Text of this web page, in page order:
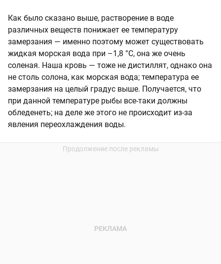
Как было сказано выше, растворение в воде
различных веществ понижает ее температуру
замерзания — именно поэтому может существовать
жидкая морская вода при –1,8 °C, она же очень
соленая. Наша кровь — тоже не дистиллят, однако она
не столь солона, как морская вода; температура ее
замерзания на целый градус выше. Получается, что
при данной температуре рыбы все-таки должны
обледенеть; на деле же этого не происходит из-за
явления переохлаждения воды.